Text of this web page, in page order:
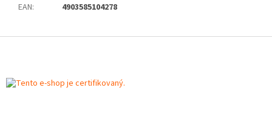
EAN: 4903585104278